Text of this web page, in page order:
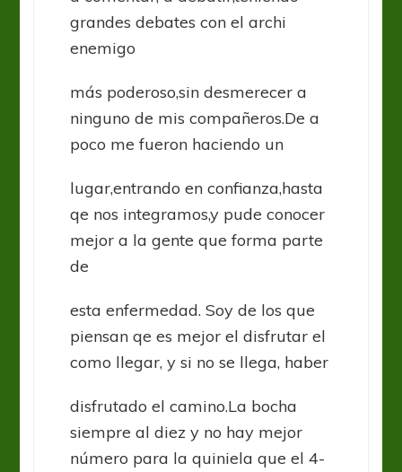
grandes debates con el archi
enemigo
más poderoso,sin desmerecer a
ninguno de mis compañeros.De a
poco me fueron haciendo un
lugar,entrando en confianza,hasta
qe nos integramos,y pude conocer
mejor a la gente que forma parte
de
esta enfermedad. Soy de los que
piensan qe es mejor el disfrutar el
como llegar, y si no se llega, haber
disfrutado el camino.La bocha
siempre al diez y no hay mejor
número para la quiniela que el 4-